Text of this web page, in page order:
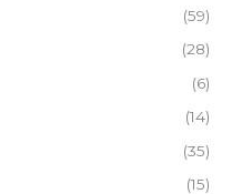
(59)
(28)
(6)
(14)
(35)
(15)